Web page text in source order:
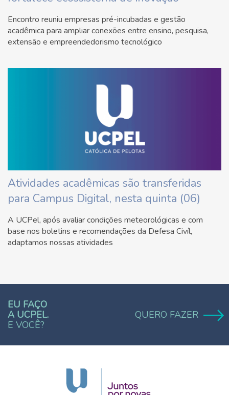
Encontro reuniu empresas pré-incubadas e gestão
acadêmica para ampliar conexões entre ensino, pesquisa,
extensão e empreendedorismo tecnológico
Atividades acadêmicas são transferidas
para Campus Digital, nesta quinta (06)
A UCPel, após avaliar condições meteorológicas e com
base nos boletins e recomendações da Defesa Civíl,
adaptamos nossas atividades
EU FAÇO
A UCPEL.
E VOCÊ?
QUERO FAZER